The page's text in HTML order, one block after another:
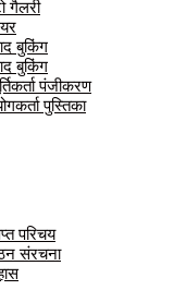
गैलरी
बुकिंग
बुकिंग
पंजीकरण
पुस्तिका
परिचय
संरचना